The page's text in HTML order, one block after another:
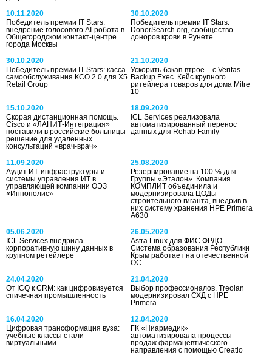
10.11.2020
Победитель премии IT Stars:
внедрение голосового AI-робота в
Общегородском контакт-центре
города Москвы
30.10.2020
Победитель премии IT Stars:
DonorSearch.org, сообщество
доноров крови в Рунете
30.10.2020
Победитель премии IT Stars: касса
самообслуживания КСО 2.0 для X5
Retail Group
21.10.2020
Ускорить бэкап втрое – с Veritas
Backup Exec. Кейс крупного
ритейлера товаров для дома Mitre
10
15.10.2020
Скорая дистанционная помощь.
Cisco и «ЛАНИТ-Интеграция»
поставили в российские больницы
решение для удаленных
консультаций «врач-врач»
18.09.2020
ICL Services реализовала
автоматизированный перенос
данных для Rehab Family
11.09.2020
Аудит ИТ-инфраструктуры и
системы управления ИТ в
управляющей компании ОЭЗ
«Иннополис»
25.08.2020
Резервирование на 100 % для
Группы «Эталон». Компания
КОМПЛИТ объединила и
модернизировала ЦОДы
строительного гиганта, внедрив в
них систему хранения HPE Primera
A630
05.06.2020
ICL Services внедрила
корпоративную шину данных в
крупном ретейлере
26.05.2020
Astra Linux для ФИС ФРДО.
Система образования Республики
Крым работает на отечественной
ОС
24.04.2020
От ICQ к CRM: как цифровизуется
спичечная промышленность
21.04.2020
Выбор профессионалов. Treolan
модернизировал СХД с HPE
Primera
16.04.2020
Цифровая трансформация вуза:
учебные классы стали
виртуальными
12.04.2020
ГК «Ниармедик»
автоматизировала процессы
продаж фармацевтического
направления с помощью Creatio